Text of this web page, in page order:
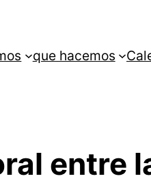
que hacemos
entre